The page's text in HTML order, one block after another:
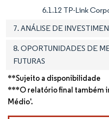
6.1.12 TP-Link
7. ANÁLISE DE
8. OPORTUNIDADES DE
FUTURAS
**Sujeito a disponibilidade
***O relatório final também
Médio'.